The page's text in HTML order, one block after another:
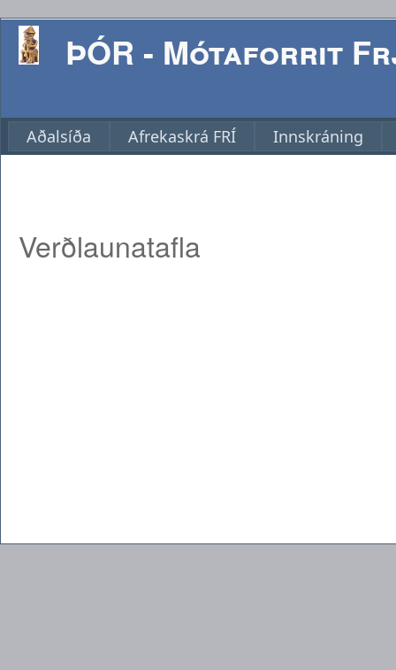
ÞÓR - Mótaforrit
Aðalsíða Afrekaskrá FRÍ Innskráning
Verðlaunatafla